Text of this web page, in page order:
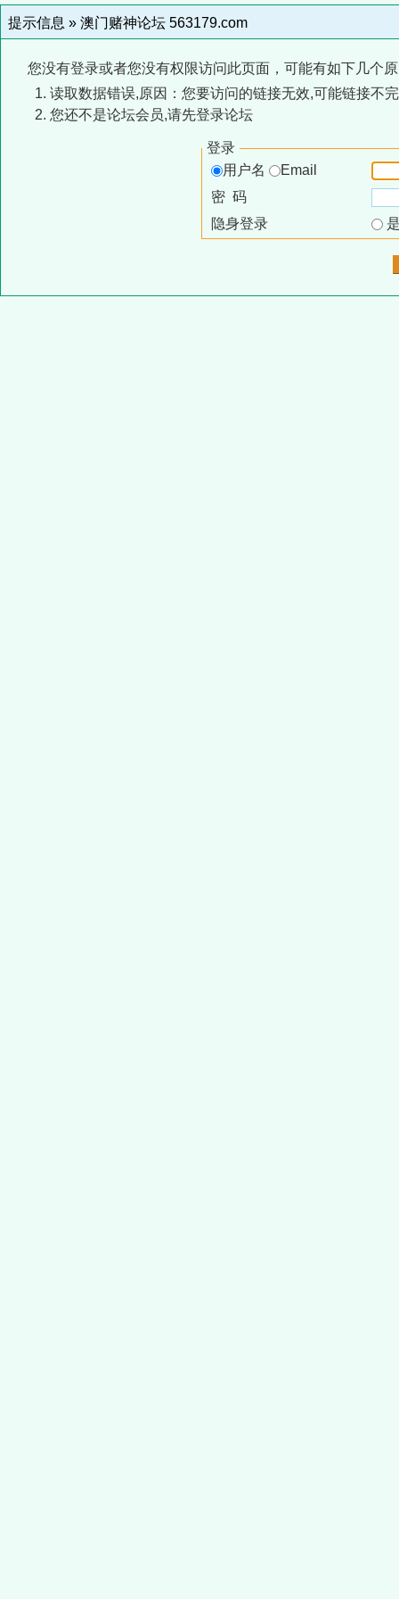
提示信息 » 澳门赌神论坛 563179.com
您没有登录或者您没有权限访问此页面，可能有如下几个
读取数据错误,原因：您要访问的链接无效,可能链接不
您还不是论坛会员,请先登录论坛
登录
用户名
Email
密 码
隐身登录